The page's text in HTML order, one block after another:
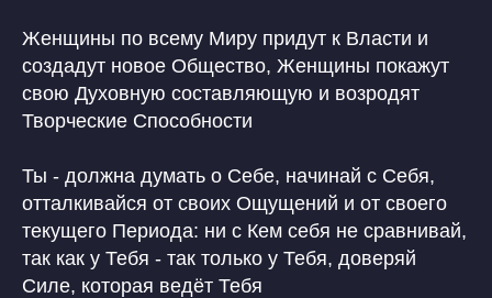
Женщины по всему Миру придут к Власти и
создадут новое Общество, Женщины покажут
свою Духовную составляющую и возродят
Творческие Способности
Ты - должна думать о Себе, начинай с Себя,
отталкивайся от своих Ощущений и от своего
текущего Периода: ни с Кем себя не сравнивай,
так как у Тебя - так только у Тебя, доверяй
Силе, которая ведёт Тебя